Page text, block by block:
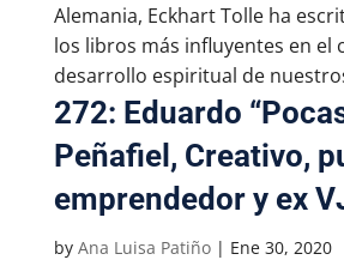
Alemania, Eckhart Tolle ha
los libros más influyentes en el
desarrollo espiritual de
272: Eduardo
Peñafiel, Creativo,
emprendedor y ex
by Ana Luisa Patiño| Ene 30, 2020